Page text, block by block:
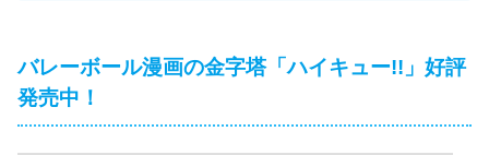
バレーボール漫画の金字塔「ハイキュー!!」好評
発売中！